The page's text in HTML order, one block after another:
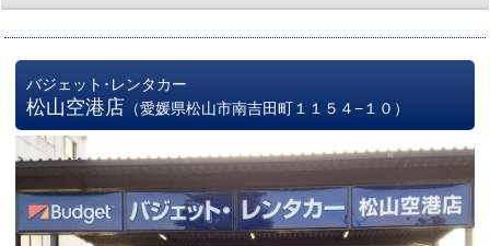
バジェット･レンタカー
松山空港店 （愛媛県松山市南吉田町１１５４−１０）